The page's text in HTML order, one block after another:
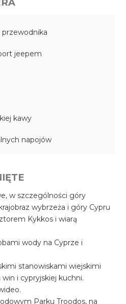
przewodnika
jeepem
kawy
napojów
w szczególności góry
wybrzeża i góry Cypru
Kykkos i wiarą
wody na Cyprze i
stanowiskami wiejskimi
i cypryjskiej kuchni.
Parku Troodos, na